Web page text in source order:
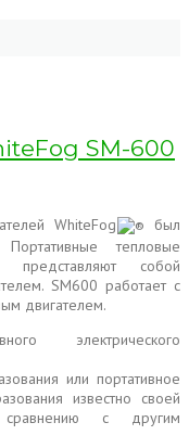
SM-600
WhiteFog
был
тепловые
представляют собой
SM600 работает с
двигателем.
электрического
или портативное
известно своей
сравнению с другим